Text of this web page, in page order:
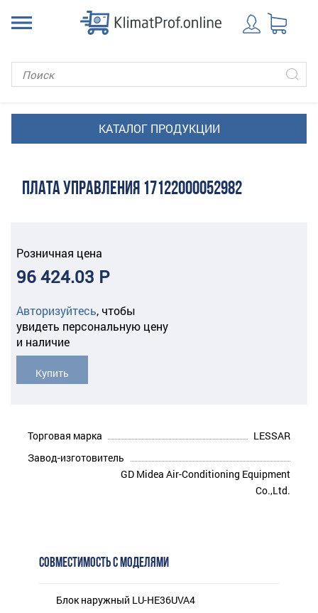
ПЛАТА УПРАВЛЕНИЯ 17122000052982
Розничная цена
96 424.03 Р
Авторизуйтесь, чтобы
увидеть персональную цену
и наличие
Купить
Торговая марка
LESSAR
Завод-изготовитель
GD Midea Air-Conditioning Equipment
Co.,Ltd.
СОВМЕСТИМОСТЬ С МОДЕЛЯМИ
Блок наружный LU-HE36UVA4